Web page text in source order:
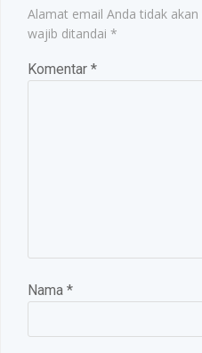
Alamat email Anda tidak akan
wajib ditandai *
Komentar *
Nama *